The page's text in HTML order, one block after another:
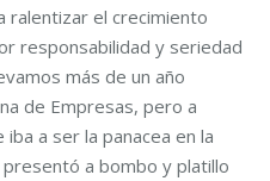
ralentizar el crecimiento
responsabilidad y seriedad
más de un año
de Empresas, pero a
a ser la panacea en la
a bombo y platillo